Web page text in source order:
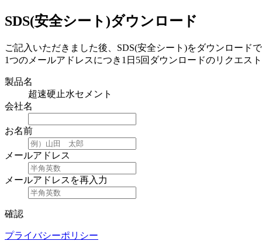
SDS(安全シート)ダウンロード
ご記入いただきました後、SDS(安全シート)をダウンロード
1つのメールアドレスにつき1日5回ダウンロードのリクエス
製品名
超速硬止水セメント
会社名
お名前
メールアドレス
メールアドレスを再入力
確認
プライバシーポリシー